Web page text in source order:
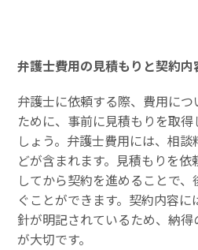
弁護士費用の見積もりと契約内
弁護士に依頼する際、費用に
ために、事前に見積もりを取
しょう。弁護士費用には、相
どが含まれます。見積もりを
してから契約を進めることで
ぐことができます。契約内容
針が明記されているため、納
が大切です。